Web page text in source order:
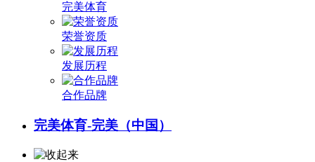
完美体育
荣誉资质
发展历程
合作品牌
完美体育-完美（中国）